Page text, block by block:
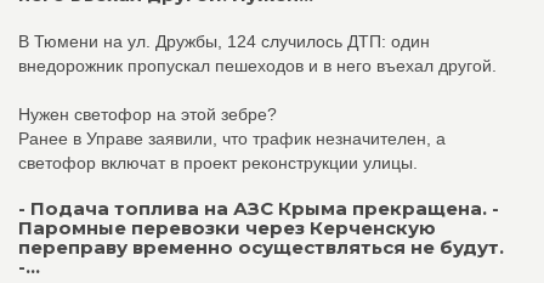
В Тюмени на ул. Дружбы, 124 случилось ДТП: один
внедорожник пропускал пешеходов и в него въехал другой.
Нужен светофор на этой зебре?
Ранее в Управе заявили, что трафик незначителен, а
светофор включат в проект реконструкции улицы.
- Подача топлива на АЗС Крыма прекращена. -
Паромные перевозки через Керченскую
переправу временно осуществляться не будут.
-...